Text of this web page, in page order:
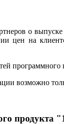
о
на
программного
возможно